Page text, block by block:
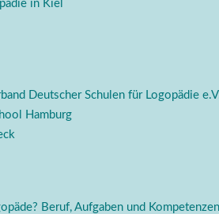
in Kiel
Deutscher Schulen für Logopädie
Hamburg
Beruf, Aufgaben und Kompetenzen